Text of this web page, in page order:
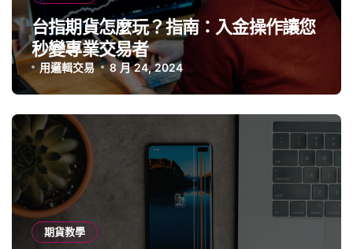
台指期貨怎麼玩？指南：入金操作讓您
秒變專業交易者
用邏輯交易 8 月 24, 2024
期貨教學